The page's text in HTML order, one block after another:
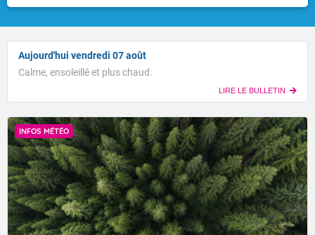
Aujourd'hui vendredi 07 août
Calme, ensoleillé et plus chaud.
LIRE LE BULLETIN
INFOS MÉTÉO